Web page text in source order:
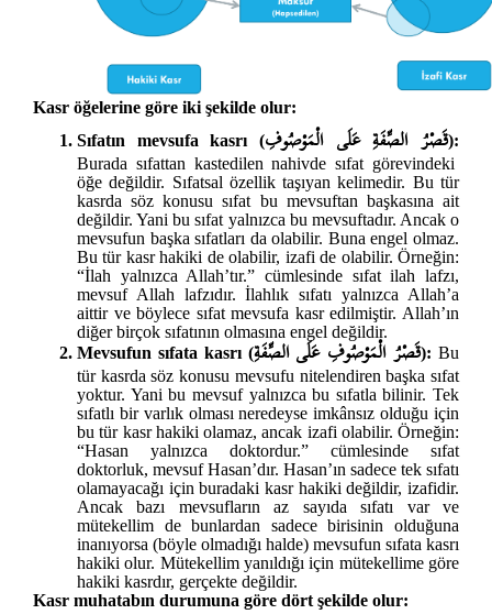
Kasr öğelerine göre iki şekilde olur:
Sıfatın mevsufa kasrı (قَصْرُ الصِّفَةِ عَلَى الْمَوْصُوفِ):
Burada sıfattan kastedilen nahivde sıfat görevindeki
öğe değildir. Sıfatsal özellik taşıyan kelimedir. Bu tür
kasrda söz konusu sıfat bu mevsuftan başkasına ait
değildir. Yani bu sıfat yalnızca bu mevsuftadır. Ancak o
mevsufun başka sıfatları da olabilir. Buna engel olmaz.
Bu tür kasr hakiki de olabilir, izafi de olabilir. Örneğin:
“İlah yalnızca Allah’tır.” cümlesinde sıfat ilah lafzı,
mevsuf Allah lafzıdır. İlahlık sıfatı yalnızca Allah’a
aittir ve böylece sıfat mevsufa kasr edilmiştir. Allah’ın
diğer birçok sıfatının olmasına engel değildir.
Mevsufun sıfata kasrı (قَصْرُ الْمَوْصُوفِ عَلَى الصِّفَةِ): Bu
tür kasrda söz konusu mevsufu nitelendiren başka sıfat
yoktur. Yani bu mevsuf yalnızca bu sıfatla bilinir. Tek
sıfatlı bir varlık olması neredeyse imkânsız olduğu için
bu tür kasr hakiki olamaz, ancak izafi olabilir. Örneğin:
“Hasan yalnızca doktordur.” cümlesinde sıfat
doktorluk, mevsuf Hasan’dır. Hasan’ın sadece tek sıfatı
olamayacağı için buradaki kasr hakiki değildir, izafidir.
Ancak bazı mevsufların az sayıda sıfatı var ve
mütekellim de bunlardan sadece birisinin olduğuna
inanıyorsa (böyle olmadığı halde) mevsufun sıfata kasrı
hakiki olur. Mütekellim yanıldığı için mütekellime göre
hakiki kasrdır, gerçekte değildir.
Kasr muhatabın durumuna göre dört şekilde olur: